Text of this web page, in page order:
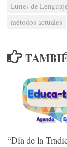
Lunes de Lenguaje
métodos actuales
“Día de la